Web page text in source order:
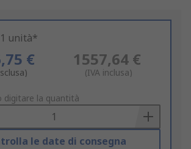
unità*
€ 1557,64 €
(IVA inclusa)
digitare la quantità
le date di consegna